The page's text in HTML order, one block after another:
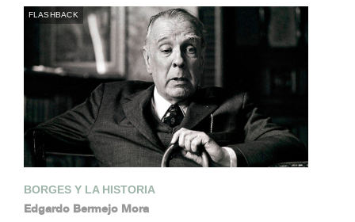
FLASHBACK
BORGES Y LA HISTORIA
Edgardo Bermejo Mora